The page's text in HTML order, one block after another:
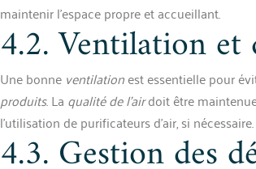
maintenir l’espace propre et accueillant.
4.2. Ventilation et
Une bonne ventilationest essentielle pour
produits. La qualité de l’airdoit être
l’utilisation de purificateurs d’air, si nécessaire.
4.3. Gestion des